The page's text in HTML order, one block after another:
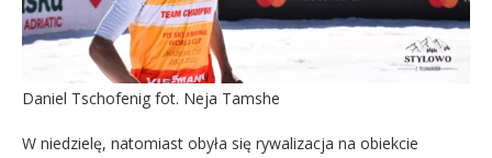
Daniel Tschofenig fot. Neja Tamshe
W niedzielę, natomiast obyła się rywalizacja na obiekcie